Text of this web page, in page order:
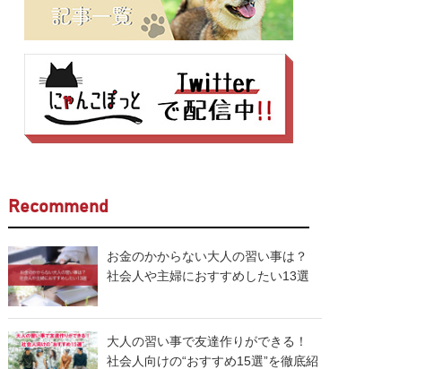
Recommend
お金のかからない大人の習い事は？
社会人や主婦におすすめしたい13選
大人の習い事で友達作りができる！
社会人向けの“おすすめ15選”を徹底紹